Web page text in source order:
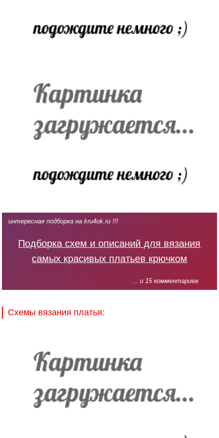
интересная подборка на kru4ok.ru !!!
Подборка схем и описаний для вязания
самых красивых платьев крючком
... и 15 комментариев
Схемы вязания платья: